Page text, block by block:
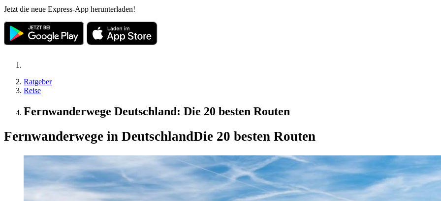
Jetzt die neue Express-App herunterladen!
Ratgeber
Reise
Fernwanderwege Deutschland: Die 20 besten Routen
Fernwanderwege in DeutschlandDie 20 besten Routen